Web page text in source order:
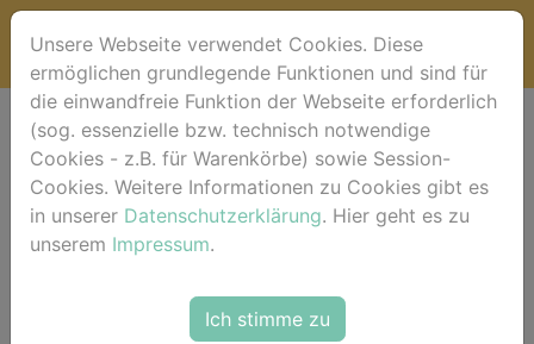
Anmeldung
Für eine Bestellung in unserem Shop ist
eine Registrierung bzw. Anmeldung
einfach dem Check-out-Vorgang über
dem Warenkorb Schritt für Schritt
Unsere Webseite verwendet Cookies. Diese
ermöglichen grundlegende Funktionen und sind für
die einwandfreie Funktion der Webseite erforderlich
(sog. essenzielle bzw. technisch notwendige
Cookies - z.B. für Warenkörbe) sowie Session-
Cookies. Weitere Informationen zu Cookies gibt es
in unserer Datenschutzerklärung. Hier geht es zu
unserem Impressum.
Ich stimme zu